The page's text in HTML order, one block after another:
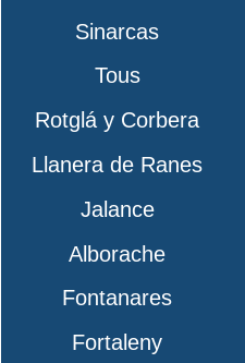
Sinarcas
Tous
Rotglá y Corbera
Llanera de Ranes
Jalance
Alborache
Fontanares
Fortaleny